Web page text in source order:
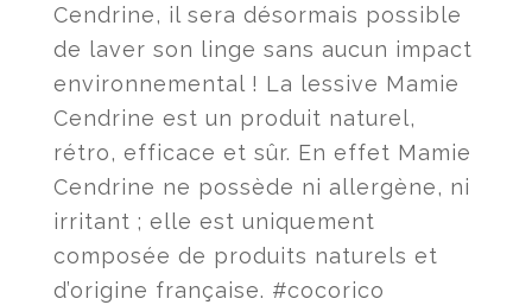
Cendrine, il sera désormais possible
de laver son linge sans aucun impact
environnemental ! La lessive Mamie
Cendrine est un produit naturel,
rétro, efficace et sûr. En effet Mamie
Cendrine ne possède ni allergène, ni
irritant ; elle est uniquement
composée de produits naturels et
d’origine française. #cocorico